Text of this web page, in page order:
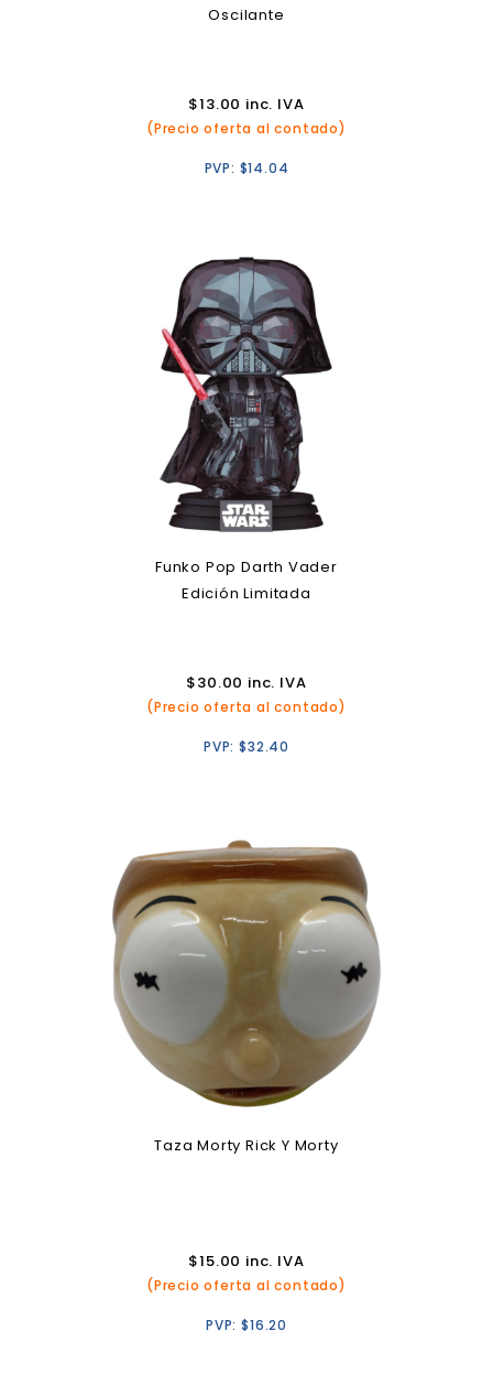
Oscilante
$13.00 inc. IVA
(Precio oferta al contado)
PVP: $14.04
Funko Pop Darth Vader
Edición Limitada
$30.00 inc. IVA
(Precio oferta al contado)
PVP:$32.40
Taza Morty Rick Y Morty
$15.00 inc. IVA
(Precio oferta al contado)
PVP:$16.20